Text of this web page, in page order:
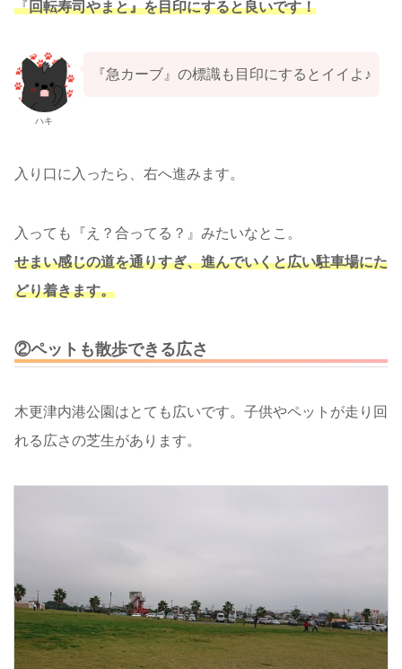
『回転寿司やまと』を目印にすると良いです！
ハキ
『急カーブ』の標識も目印にするとイイよ♪
入り口に入ったら、右へ進みます。
入っても『え？合ってる？』みたいなとこ。
せまい感じの道を通りすぎ、進んでいくと広い駐車場にた
どり着きます。
②ペットも散歩できる広さ
木更津内港公園はとても広いです。子供やペットが走り回
れる広さの芝生があります。